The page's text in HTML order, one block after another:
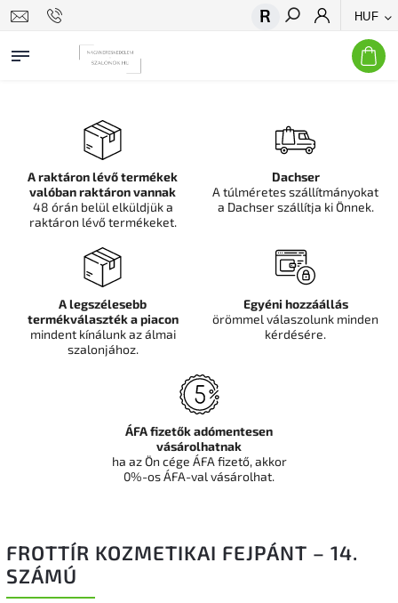
HUF
Keresés
FROTTÍR KOZMETIKAI FEJPÁNT – 14.
SZÁMÚ
A raktáron lévő termékek
valóban raktáron vannak
48 órán belül elküldjük a
raktáron lévő termékeket.
Dachser
A túlméretes szállítmányokat
a Dachser szállítja ki Önnek.
A legszélesebb
termékválaszték a piacon
mindent kínálunk az álmai
szalonjához.
Egyéni hozzáállás
örömmel válaszolunk minden
kérdésére.
ÁFA fizetők adómentesen
vásárolhatnak
ha az Ön cége ÁFA fizető, akkor
0%-os ÁFA-val vásárolhat.